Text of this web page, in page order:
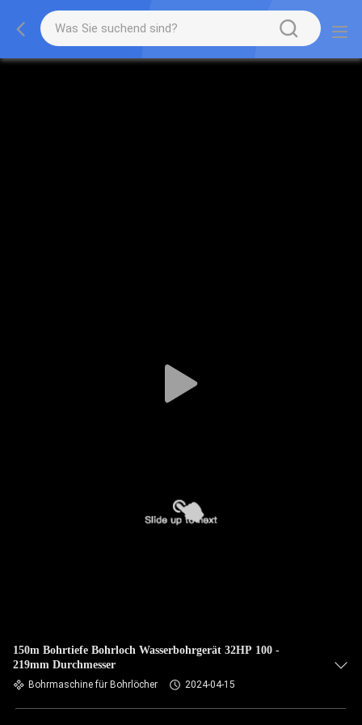
150m Bohrtiefe Bohrloch Wasserbohrgerät 32HP 100 -
219mm Durchmesser
Bohrmaschine für Bohrlöcher 2024-04-15